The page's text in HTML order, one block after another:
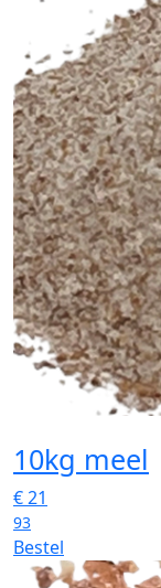
10kg meel
€21
93
Bestel